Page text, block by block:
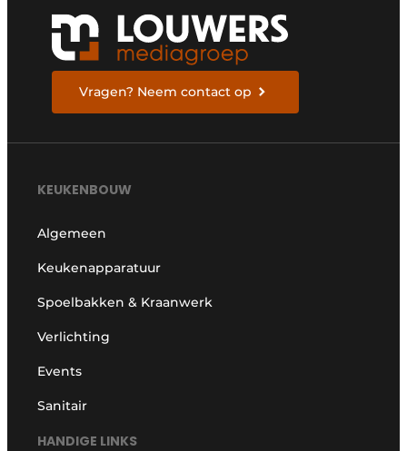
Vragen? Neem contact op
KEUKENBOUW
Algemeen
Keukenapparatuur
Spoelbakken & Kraanwerk
Verlichting
Events
Sanitair
HANDIGE LINKS